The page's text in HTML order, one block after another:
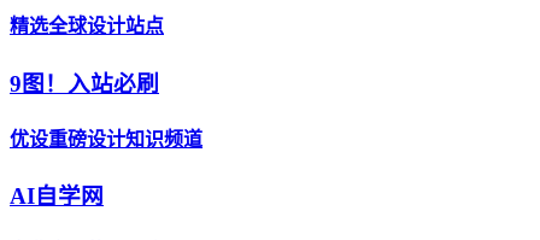
精选全球设计站点
9图！入站必刷
优设重磅设计知识频道
AI自学网